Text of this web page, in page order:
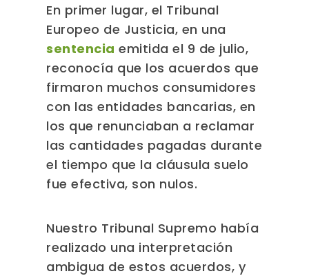
En primer lugar, el Tribunal
Europeo de Justicia, en una
sentencia emitida el 9 de julio,
reconocía que los acuerdos que
firmaron muchos consumidores
con las entidades bancarias, en
los que renunciaban a reclamar
las cantidades pagadas durante
el tiempo que la cláusula suelo
fue efectiva, son nulos.
Nuestro Tribunal Supremo había
realizado una interpretación
ambigua de estos acuerdos, y